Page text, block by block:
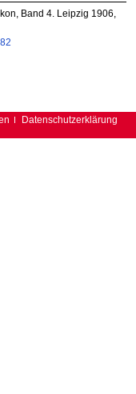
Band 4. Leipzig 1906,
Datenschutzerklärung